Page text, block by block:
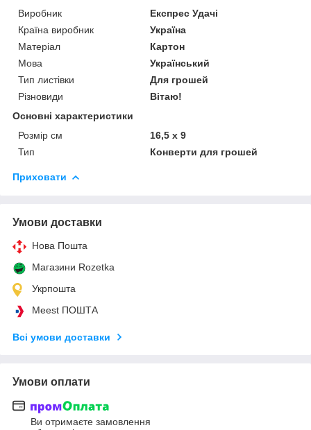
Виробник
Експрес Удачі
Країна виробник
Україна
Матеріал
Картон
Мова
Український
Тип листівки
Для грошей
Різновиди
Вітаю!
Основні характеристики
Розмір см
16,5 х 9
Тип
Конверти для грошей
Приховати
Умови доставки
Нова Пошта
Магазини Rozetka
Укрпошта
Meest ПОШТА
Всі умови доставки
Умови оплати
Ви отримаєте замовлення